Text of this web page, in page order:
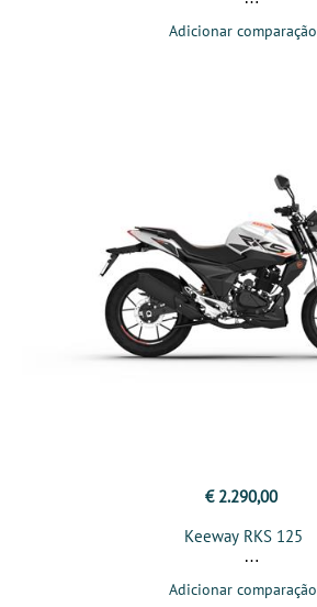
Adicionar comparação
€ 2.290,00
Keeway RKS 125
Adicionar comparação